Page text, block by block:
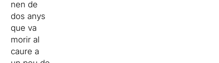
nen de
dos anys
que va
morir al
caure a